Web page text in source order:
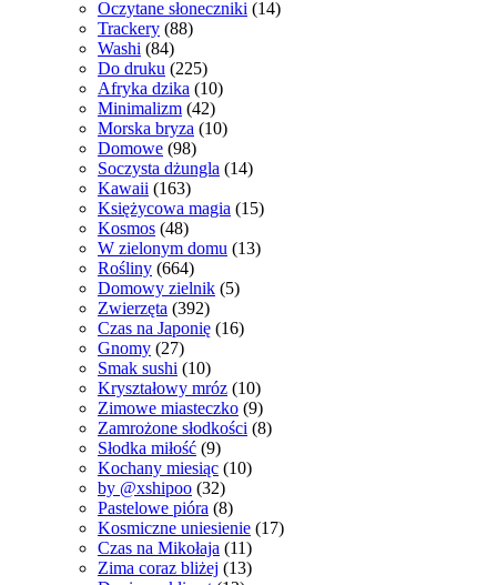
Oczytane słoneczniki (14)
Trackery (88)
Washi (84)
Do druku (225)
Afryka dzika (10)
Minimalizm (42)
Morska bryza (10)
Domowe (98)
Soczysta dżungla (14)
Kawaii (163)
Księżycowa magia (15)
Kosmos (48)
W zielonym domu (13)
Rośliny (664)
Domowy zielnik (5)
Zwierzęta (392)
Czas na Japonię (16)
Gnomy (27)
Smak sushi (10)
Kryształowy mróz (10)
Zimowe miasteczko (9)
Zamrożone słodkości (8)
Słodka miłość (9)
Kochany miesiąc (10)
by @xshipoo (32)
Pastelowe pióra (8)
Kosmiczne uniesienie (17)
Czas na Mikołaja (11)
Zima coraz bliżej (13)